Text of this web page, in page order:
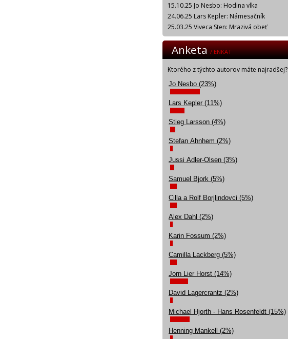
15.10.25 Jo Nesbo: Hodina vlka
24.06.25 Lars Kepler: Námesačník
25.03.25 Viveca Sten: Mrazivá obeť
Anketa/ ENKÄT
Ktorého z týchto autorov máte najradšej?
Jo Nesbo (23%)
Lars Kepler (11%)
Stieg Larsson (4%)
Stefan Ahnhem (2%)
Jussi Adler-Olsen (3%)
Samuel Bjork (5%)
Cilla a Rolf Borjlindovci (5%)
Alex Dahl (2%)
Karin Fossum (2%)
Camilla Lackberg (5%)
Jorn Lier Horst (14%)
David Lagercrantz (2%)
Michael Hjorth - Hans Rosenfeldt (15%)
Henning Mankell (2%)